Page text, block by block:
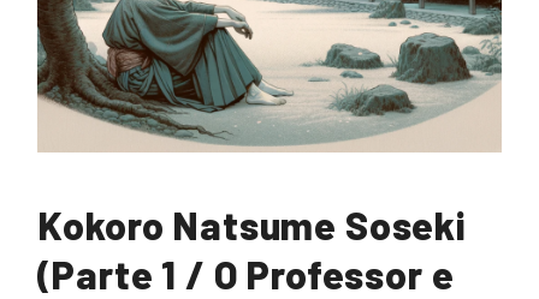
Kokoro Natsume Soseki
(Parte 1 / O Professor e